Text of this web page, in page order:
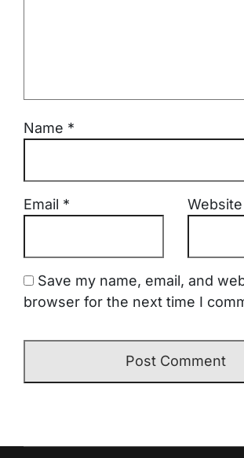
Name *
Email * Website
Save my name, email, and
browser for the next time I